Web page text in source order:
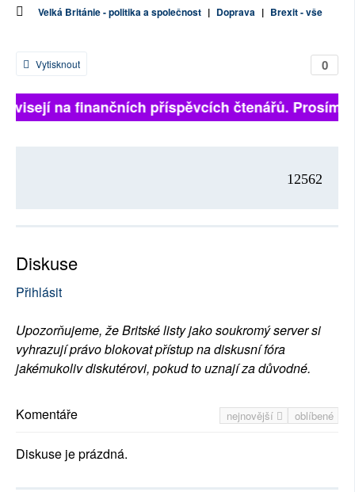
Velká Británie - politika a společnost | Doprava | Brexit - vše
0
Vytisknout
na finančních příspěvcích čtenářů.
12562
Diskuse
Přihlásit
Upozorňujeme, že Britské listy jako soukromý server si
vyhrazují právo blokovat přístup na diskusní fóra
jakémukoliv diskutérovi, pokud to uznají za důvodné.
nejnovější oblíbené
Komentáře
Diskuse je prázdná.